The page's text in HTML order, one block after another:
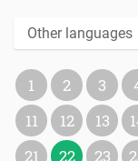
Other languages
1 2 3
11
12 13
21
22 23